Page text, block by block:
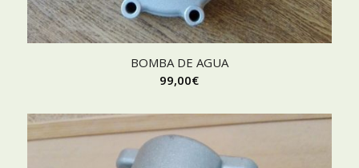
BOMBA DE AGUA
99,00€